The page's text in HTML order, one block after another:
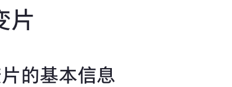
片
的基本信息